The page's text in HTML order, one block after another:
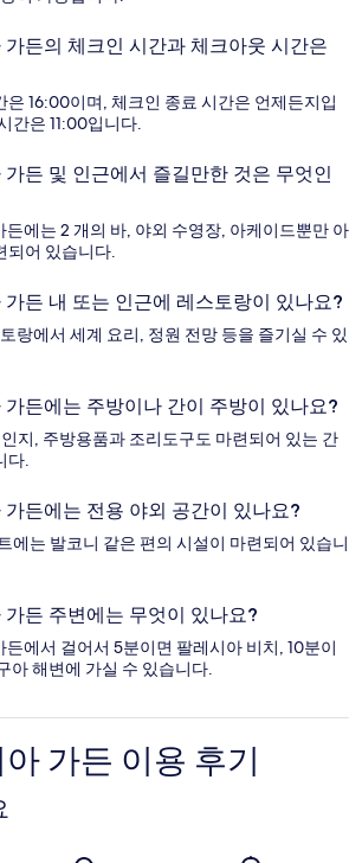
가든의 체크인 시간과 체크아웃 시간은
은 16:00이며, 체크인 종료 시간은 언제든지입
간은 11:00입니다.
가든 및 인근에서 즐길만한 것은 무엇인
든에는 2 개의 바, 야외 수영장, 아케이드뿐만 아
되어 있습니다.
가든 내 또는 인근에 레스토랑이 있나요?
랑에서 세계 요리, 정원 전망 등을 즐기실 수 있
가든에는 주방이나 간이 주방이 있나요?
지, 주방용품과 조리도구도 마련되어 있는 간
다.
가든에는 전용 야외 공간이 있나요?
에는 발코니 같은 편의 시설이 마련되어 있습니
가든 주변에는 무엇이 있나요?
든에서 걸어서 5분이면 팔레시아 비치, 10분이
아 해변에 가실 수 있습니다.
가든 이용 후기